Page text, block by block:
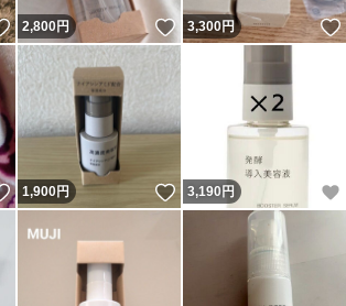
いいね！
2,800円 いいね！
3,300円
いいね！
1,900円 いいね！
3,190 円